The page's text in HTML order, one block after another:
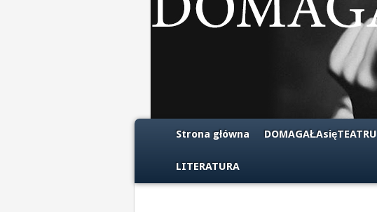
Strona główna DOMAGAŁAsięTEATRU
LITERATURA